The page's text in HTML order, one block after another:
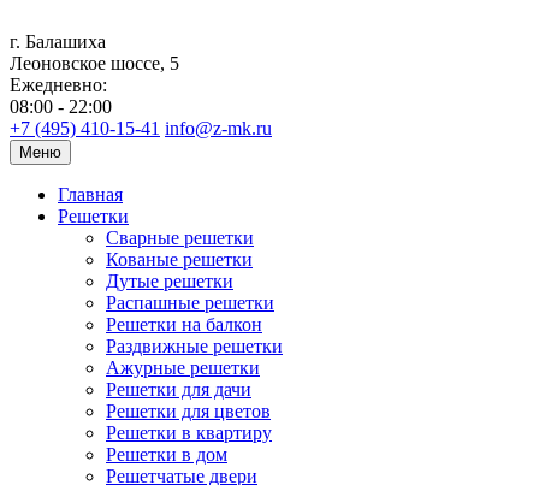
г. Балашиха
Леоновское шоссе, 5
Ежедневно:
08:00 - 22:00
+7 (495) 410-15-41 info@z-mk.ru
Меню
Главная
Решетки
Сварные решетки
Кованые решетки
Дутые решетки
Распашные решетки
Решетки на балкон
Раздвижные решетки
Ажурные решетки
Решетки для дачи
Решетки для цветов
Решетки в квартиру
Решетки в дом
Решетчатые двери